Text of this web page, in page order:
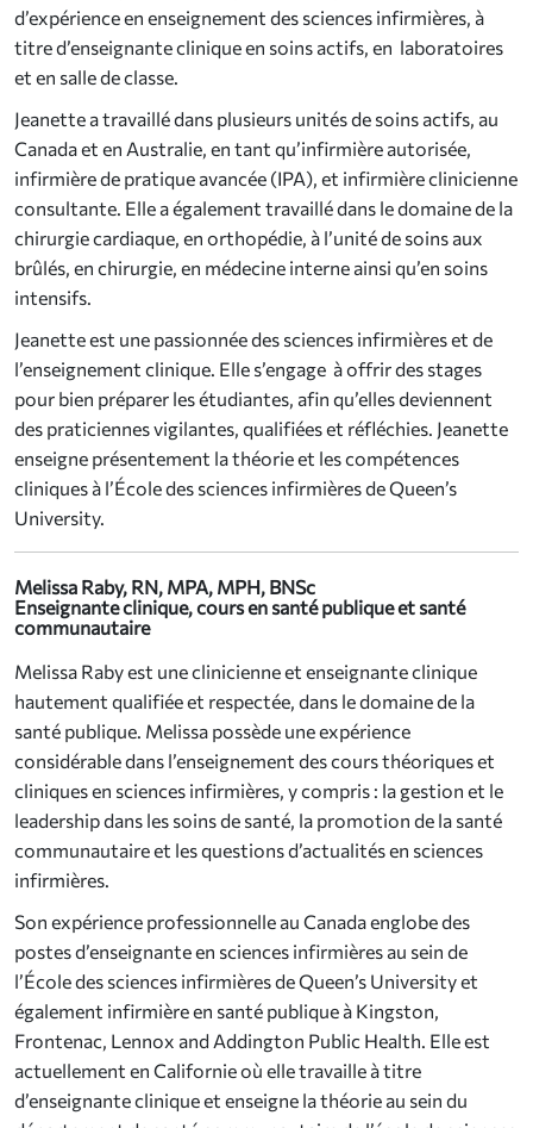
d’expérience en enseignement des sciences infirmières, à
titre d’enseignante clinique en soins actifs, en laboratoires
et en salle de classe.
Jeanette a travaillé dans plusieurs unités de soins actifs, au
Canada et en Australie, en tant qu’infirmière autorisée,
infirmière de pratique avancée (IPA), et infirmière clinicienne
consultante. Elle a également travaillé dans le domaine de la
chirurgie cardiaque, en orthopédie, à l’unité de soins aux
brûlés, en chirurgie, en médecine interne ainsi qu’en soins
intensifs.
Jeanette est une passionnée des sciences infirmières et de
l’enseignement clinique. Elle s’engage à offrir des stages
pour bien préparer les étudiantes, afin qu’elles deviennent
des praticiennes vigilantes, qualifiées et réfléchies. Jeanette
enseigne présentement la théorie et les compétences
cliniques à l’École des sciences infirmières de Queen’s
University.
Melissa Raby, RN, MPA, MPH, BNSc
Enseignante clinique, cours en santé publique et santé
communautaire
Melissa Raby est une clinicienne et enseignante clinique
hautement qualifiée et respectée, dans le domaine de la
santé publique. Melissa possède une expérience
considérable dans l’enseignement des cours théoriques et
cliniques en sciences infirmières, y compris : la gestion et le
leadership dans les soins de santé, la promotion de la santé
communautaire et les questions d’actualités en sciences
infirmières.
Son expérience professionnelle au Canada englobe des
postes d’enseignante en sciences infirmières au sein de
l’École des sciences infirmières de Queen’s University et
également infirmière en santé publique à Kingston,
Frontenac, Lennox and Addington Public Health. Elle est
actuellement en Californie où elle travaille à titre
d’enseignante clinique et enseigne la théorie au sein du